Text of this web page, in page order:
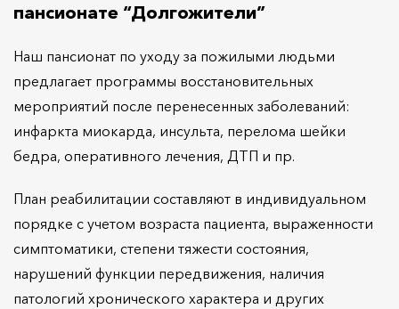
пансионате “Долгожители”
Наш пансионат по уходу за пожилыми людьми
предлагает программы восстановительных
мероприятий после перенесенных заболеваний:
инфаркта миокарда, инсульта, перелома шейки
бедра, оперативного лечения, ДТП и пр.
План реабилитации составляют в индивидуальном
порядке с учетом возраста пациента, выраженности
симптоматики, степени тяжести состояния,
нарушений функции передвижения, наличия
патологий хронического характера и других